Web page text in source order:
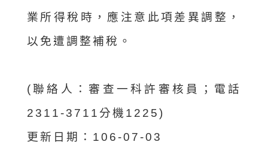
業所得稅時，應注意此項差異調整，
以免遭調整補稅。
(聯絡人：審查一科許審核員；電話
2311-3711分機1225)
更新日期：106-07-03